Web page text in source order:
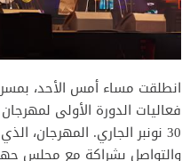
انطلقت مساء أمس الأحد،
فعاليات الدورة الأولى
30 نونبر الجاري. المهرجان،
والتواصل بشراكة مع مجلس